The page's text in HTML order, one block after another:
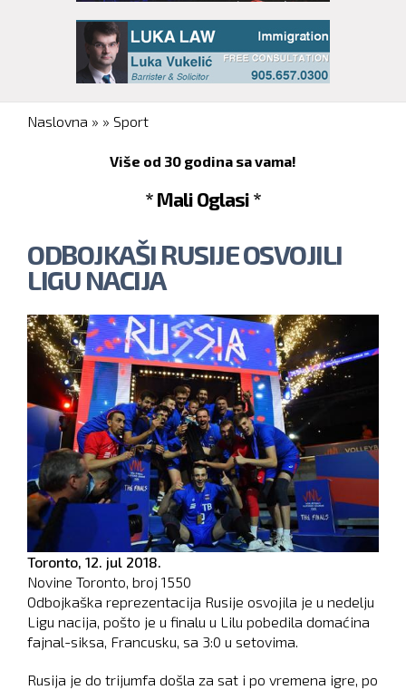
You are here
Naslovna » » Sport
Više od 30 godina sa vama!
* Mali Oglasi *
ODBOJKAŠI RUSIJE OSVOJILI
LIGU NACIJA
Toronto, 12. jul 2018.
Novine Toronto, broj 1550
Odbojkaška reprezentacija Rusije osvojila je u nedelju
Ligu nacija, pošto je u finalu u Lilu pobedila domaćina
fajnal-siksa, Francusku, sa 3:0 u setovima.
Rusija je do trijumfa došla za sat i po vremena igre, po